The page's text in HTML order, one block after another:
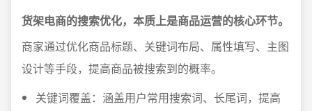
货架电商的搜索优化，本质上是商品运营的核心环节。
商家通过优化商品标题、关键词布局、属性填写、主图
设计等手段，提高商品被搜索到的概率。
关键词覆盖：涵盖用户常用搜索词、长尾词，提高